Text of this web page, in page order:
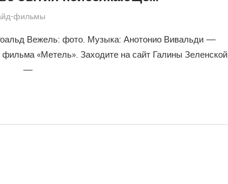
фильмы
Вежель: фото. Музыка: Анотонио Вивальди —
«Метель». Заходите на сайт Галины Зеленской
—